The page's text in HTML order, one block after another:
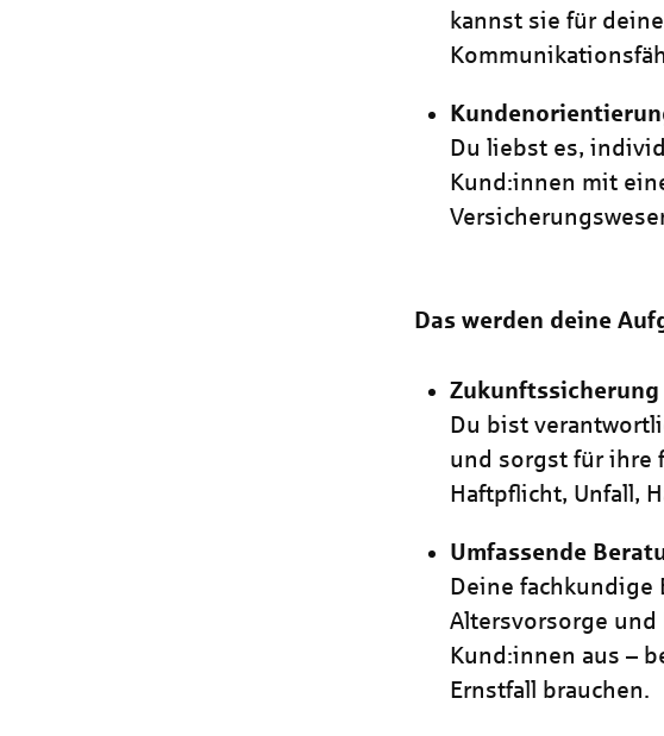
kannst sie für
Du liebst es,
Kund:innen mit
Das werden deine
Zukunftssicherung
Du bist
und sorgst für ihre
Haftpflicht, Unfall,
Umfassende
Deine fachkundige
Altersvorsorge
Kund:innen aus –
Ernstfall brauchen.